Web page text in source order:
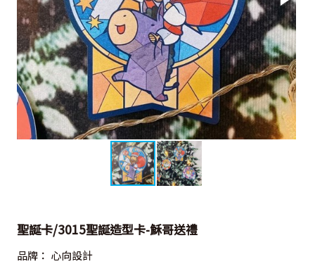
聖誕卡/3015聖誕造型卡-穌哥送禮
品牌： 心向設計